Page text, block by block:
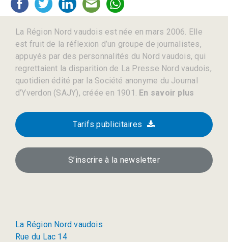
La Région Nord vaudois est née en mars 2006. Elle
est fruit de la réflexion d’un groupe de journalistes,
appuyés par des personnalités du Nord vaudois, qui
regrettaient la disparition de La Presse Nord vaudois,
quotidien édité par la Société anonyme du Journal
d’Yverdon (SAJY), créée en 1901. En savoir plus
Tarifs publicitaires
S’inscrire à la newsletter
La Région Nord vaudois
Rue du Lac 14